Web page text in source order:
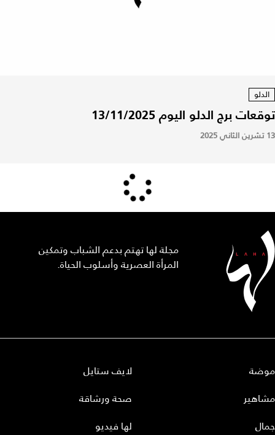
الدلو
توقعات برج الدلو اليوم 13/11/2025
13 تشرين الثاني 2025
مجلة لها تهتم بدعم الشباب وتمكين
المرأة العصرية وأسلوب الحياة.
موضة
مشاهير
جمال
لايف ستايل
صحة ورشاقة
لها فيديو